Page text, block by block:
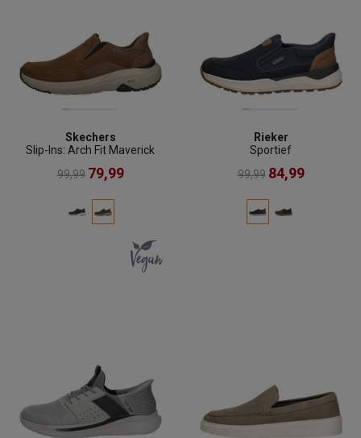
Skechers
Slip-Ins: Arch Fit Maverick
99,99 79,99
Rieker
Sportief
99,99 84,99